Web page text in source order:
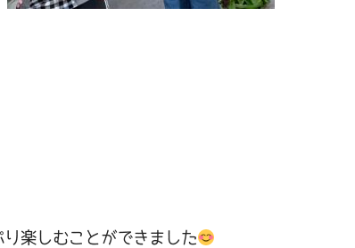
楽しむことができました